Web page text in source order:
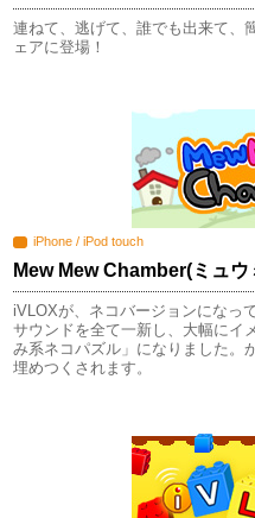
連ねて、逃げて、誰でも出来て、
ェアに登場！
iPhone / iPod touch
Mew Mew Chamber(ミュ
iVLOXが、ネコバージョンになっ
サウンドを全て一新し、大幅にイ
み系ネコパズル」になりました。
埋めつくされます。